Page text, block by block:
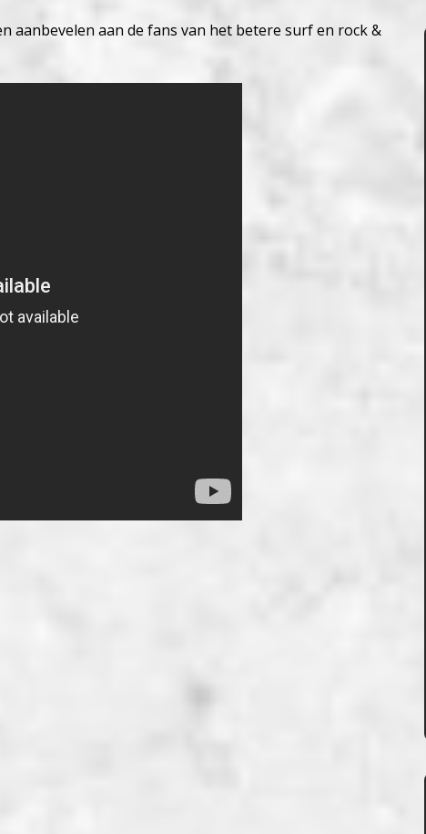
aanbevelen aan de fans van het betere surf en rock &